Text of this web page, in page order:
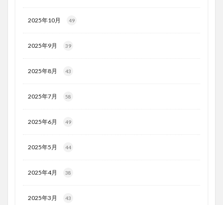
2025年10月 49
2025年9月 39
2025年8月 43
2025年7月 58
2025年6月 49
2025年5月 44
2025年4月 38
2025年3月 43